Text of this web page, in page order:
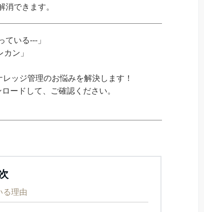
できます。
ている---」
ン」
ッジ管理のお悩みを解決します！
ードして、ご確認ください。
る理由